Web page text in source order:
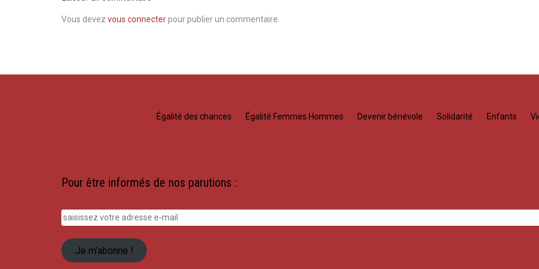
Vous devez vous connecterpour publier un commentaire.
Égalité des chances Égalité Femmes Hommes Devenir bénévole Solidarité Enfants
Pour être informés de nos parutions :
saisissez
votre
adresse
e-
mail
Je m'abonne !